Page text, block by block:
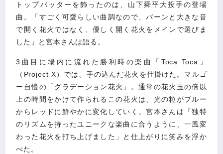
トップバッターを飾ったのは、山下舜平大投手の登場
曲。「すごく可愛らしい曲調なので、バーンと大きな音
で開く花火ではなく、優しく開く花火をメインで選びま
した」と宮本さんは語る。
3曲目に場内に流れた勝利時の楽曲「Toca Toca」
（Project X）では、手の込んだ花火を仕掛けた。マルゴ
ー自慢の「グラデーション花火」。通常の花火玉の倍以
上の時間をかけて作られるこの花火は、光の粒がブルー
からレッドに鮮やかに変化していく。宮本さんは「独特
のリズムを持ったユニークな楽曲に合うように、一風変
わった花火を打ち上げました」と仕上がりに笑みを浮か
べた。